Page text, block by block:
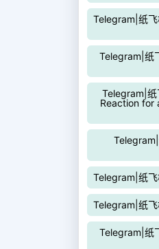
Telegram|纸
Telegram|纸
Telegram|
Reaction
Telegram|纸
Telegram|纸
Telegram|纸